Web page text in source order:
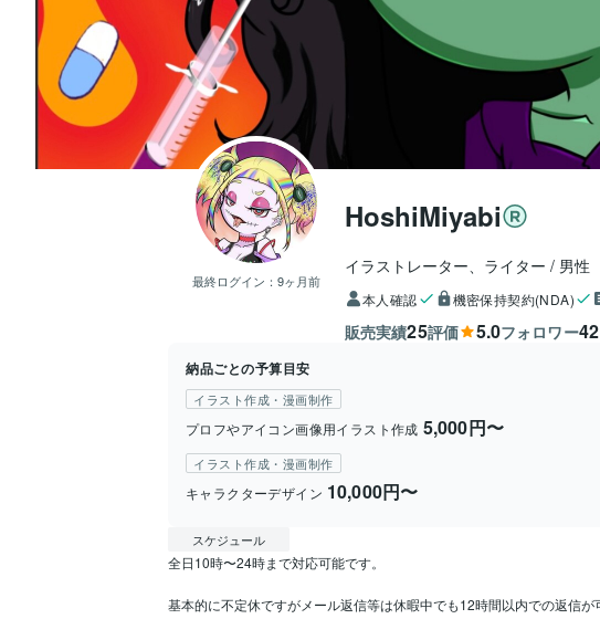
最終ログイン： 9ヶ月前
HoshiMiyabi
イラストレーター、ライター 男性
本人確認 機密保持契約(NDA)
販売実績25評価 5.0フォロワー42
納品ごとの予算目安
イラスト作成・漫画制作
プロフやアイコン画像用イラスト作成 5,000円〜
イラスト作成・漫画制作
キャラクターデザイン 10,000円〜
スケジュール
全日10時〜24時まで対応可能です。